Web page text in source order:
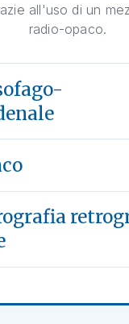
all'uso di un
radio-opaco.